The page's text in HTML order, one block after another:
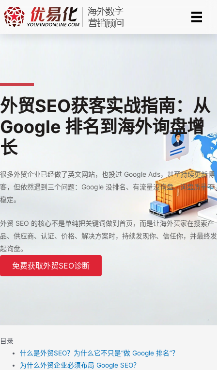
至
外贸SEO获客实战指南：从
Google 排名到海外询盘增
长
很多外贸企业已经做了英文网站，也投过 Google Ads，甚至持续更新博
客，但依然遇到三个问题：Google 没排名、有流量没询盘、询盘质量不
稳定。
外贸 SEO 的核心不是单纯把关键词做到首页，而是让海外买家在搜索产
品、供应商、认证、价格、解决方案时，持续发现你、信任你，并最终发
起询盘。
免费获取外贸SEO诊断
目录
什么是外贸SEO？为什么它不只是“做 Google 排名”？
为什么外贸企业必须布局 Google SEO？